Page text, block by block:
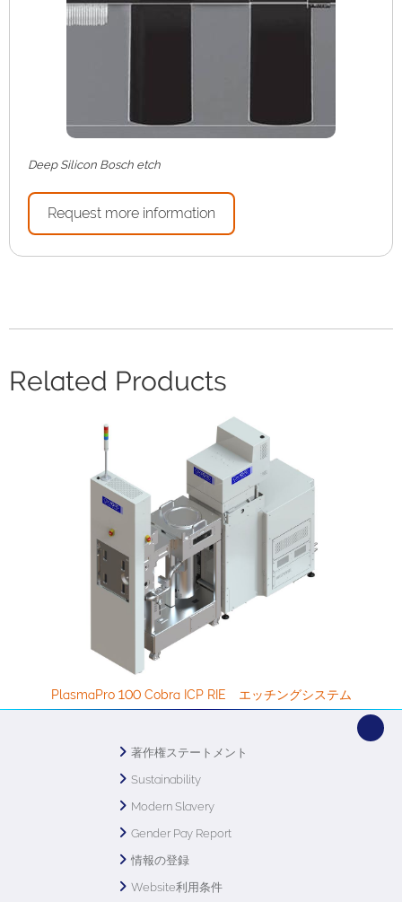
Deep Silicon Bosch etch
Request more information
Related Products
PlasmaPro 100 Cobra ICP RIE エッチングシステム
著作権ステートメント
Sustainability
Modern Slavery
Gender Pay Report
情報の登録
Website利用条件